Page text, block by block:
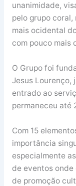
unanimidade,
pelo grupo coral,
mais ocidental
com pouco mais
O Grupo foi
Jesus Lourenço,
entrado ao
permaneceu até
Com 15
importância
especialmente
de eventos
de promoção